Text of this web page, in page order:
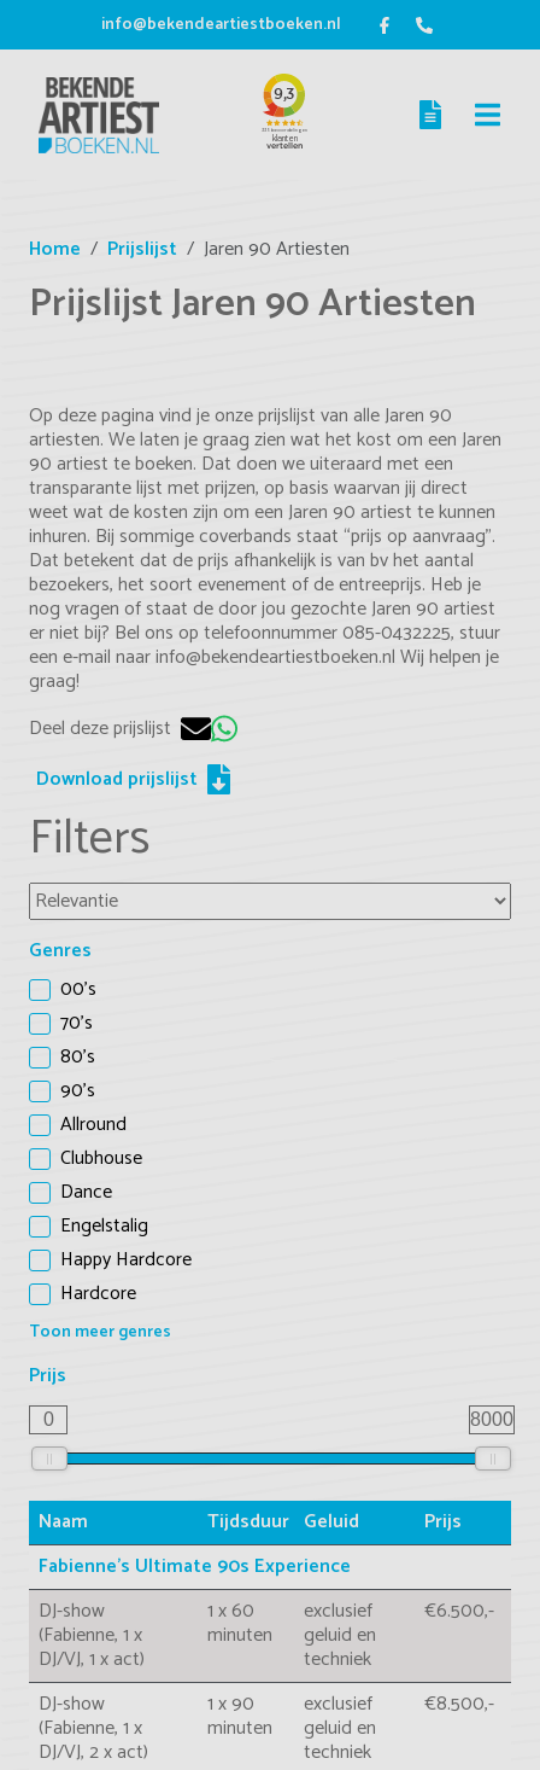
info@bekendeartiestboeken.nl
Home Prijslijst Jaren 90 Artiesten
Prijslijst Jaren 90 Artiesten
Op deze pagina vind je onze prijslijst van alle Jaren 90
artiesten. We laten je graag zien wat het kost om een Jaren
90 artiest te boeken. Dat doen we uiteraard met een
transparante lijst met prijzen, op basis waarvan jij direct
weet wat de kosten zijn om een Jaren 90 artiest te kunnen
inhuren. Bij sommige coverbands staat “prijs op aanvraag”.
Dat betekent dat de prijs afhankelijk is van bv het aantal
bezoekers, het soort evenement of de entreeprijs. Heb je
nog vragen of staat de door jou gezochte Jaren 90 artiest
er niet bij? Bel ons op telefoonnummer 085-0432225, stuur
een e-mail naar info@bekendeartiestboeken.nl Wij helpen je
graag!
Deel deze prijslijst
Download prijslijst
Filters
Genres
00's
70's
80's
90's
Allround
Clubhouse
Dance
Engelstalig
Happy Hardcore
Hardcore
Toon meer genres
Prijs
0 8000
Naam Tijdsduur Geluid
Prijs
Fabienne's Ultimate 90s Experience
DJ-show
(Fabienne, 1 x
DJ/VJ, 1 x act)
1 x 60
minuten
exclusief
geluid en
techniek
€6.500,-
DJ-show
(Fabienne, 1 x
DJ/VJ, 2 x act)
1 x 90
minuten
exclusief
geluid en
techniek
€8.500,-